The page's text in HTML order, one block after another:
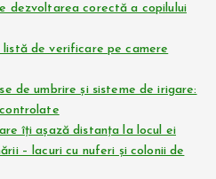
dezvoltarea corectă a copilului
de verificare pe camere
de umbrire și sisteme de irigare:
îți așază distanța la locul ei
– lacuri cu nuferi și colonii de